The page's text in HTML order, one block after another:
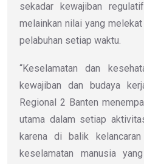
sekadar kewajiban
melainkan nilai yang
pelabuhan setiap waktu.
“Keselamatan dan
kewajiban dan budaya
Regional 2 Banten
utama dalam setiap
karena di balik
keselamatan manusia